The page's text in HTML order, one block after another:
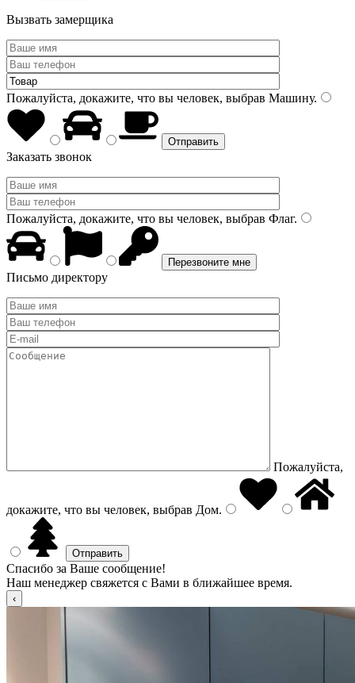
Вызвать замерщика
Пожалуйста, докажите, что вы человек, выбрав Машину.
Заказать звонок
Пожалуйста, докажите, что вы человек, выбрав Флаг.
Письмо директору
Пожалуйста,
докажите, что вы человек, выбрав Дом.
Спасибо за Ваше сообщение!
Наш менеджер свяжется с Вами в ближайшее время.